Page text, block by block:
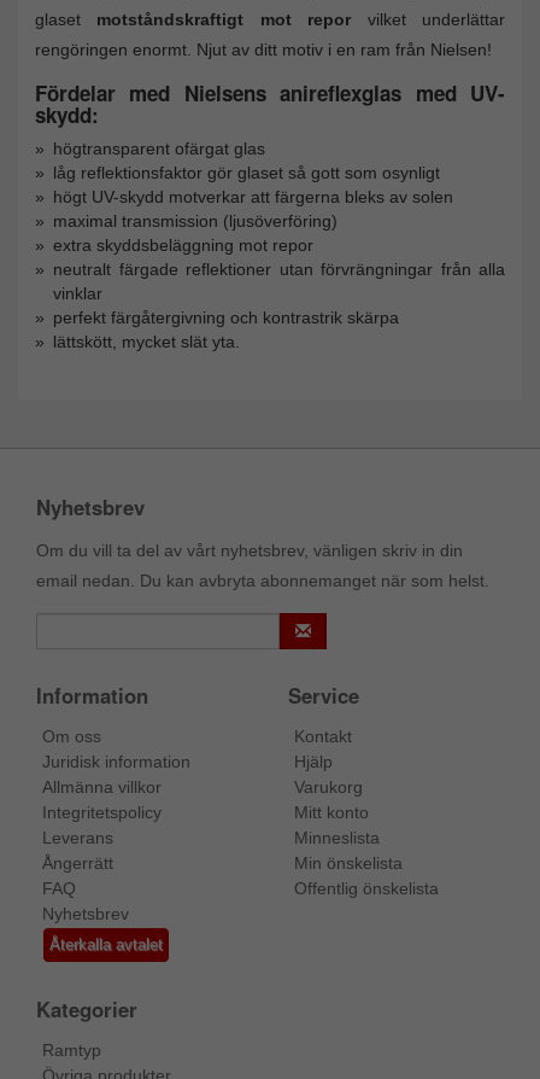
glaset motståndskraftigt mot repor vilket underlättar
rengöringen enormt. Njut av ditt motiv i en ram från Nielsen!
Fördelar med Nielsens anireflexglas med UV-
skydd:
högtransparent ofärgat glas
låg reflektionsfaktor gör glaset så gott som osynligt
högt UV-skydd motverkar att färgerna bleks av solen
maximal transmission (ljusöverföring)
extra skyddsbeläggning mot repor
neutralt färgade reflektioner utan förvrängningar från alla
vinklar
perfekt färgåtergivning och kontrastrik skärpa
lättskött, mycket slät yta.
Nyhetsbrev
Om du vill ta del av vårt nyhetsbrev, vänligen skriv in din
email nedan. Du kan avbryta abonnemanget när som helst.
Information
Om oss
Juridisk information
Allmänna villkor
Integritetspolicy
Leverans
Ångerrätt
FAQ
Nyhetsbrev
Återkalla avtalet
Service
Kontakt
Hjälp
Varukorg
Mitt konto
Minneslista
Min önskelista
Offentlig önskelista
Kategorier
Ramtyp
Övriga produkter